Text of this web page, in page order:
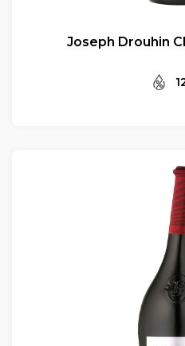
Joseph Drouhin